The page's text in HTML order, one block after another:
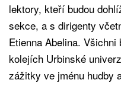
lektory, kteří budou
sekce, a s dirigenty
Etienna Abelina.
kolejích Urbinské
zážitky ve jménu hudby